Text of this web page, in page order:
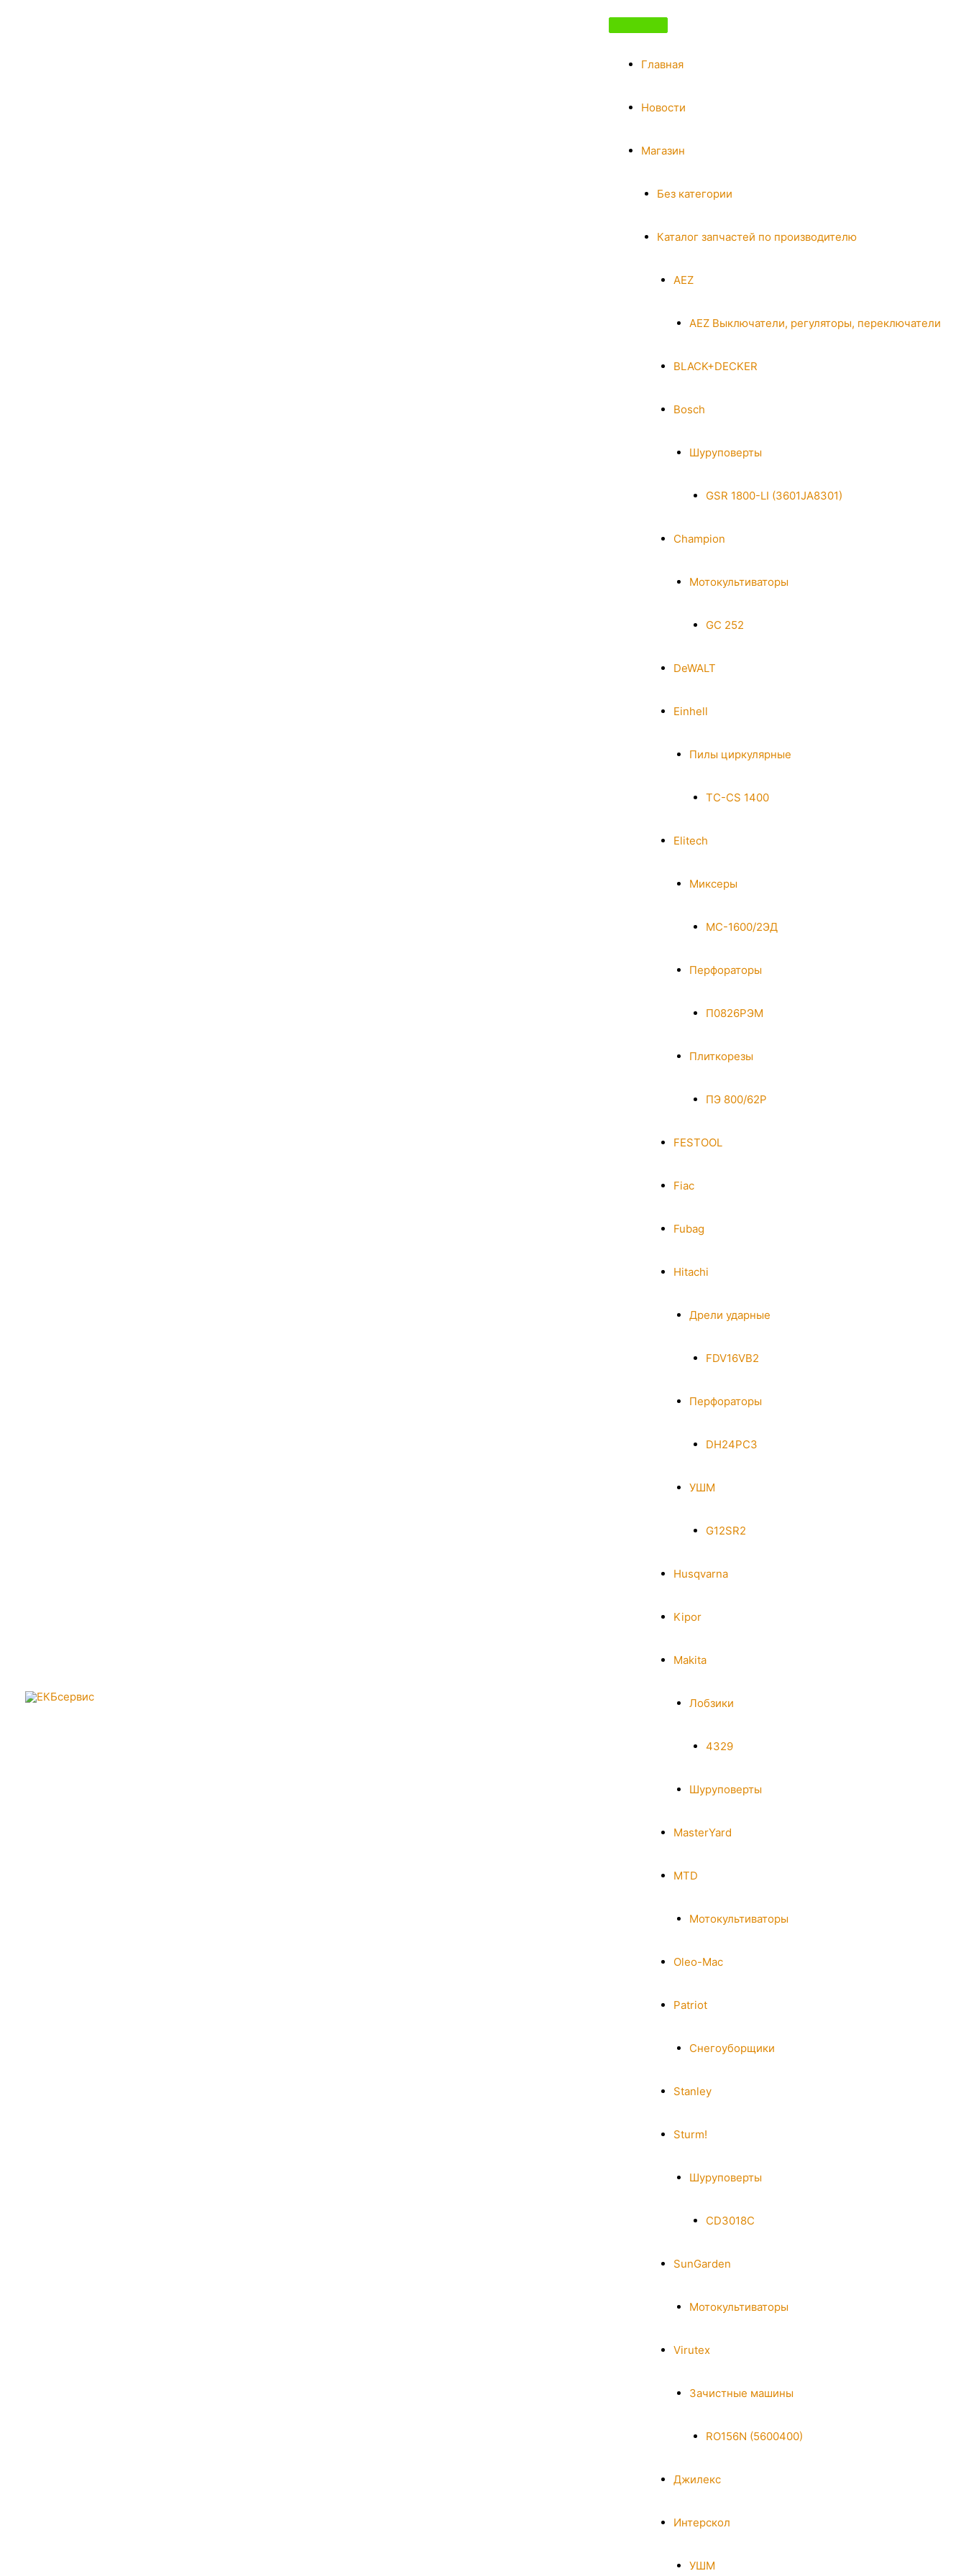
Главная
Новости
Магазин
Без категории
Каталог запчастей по производителю
AEZ
AEZ Выключатели, регуляторы, переключатели
BLACK+DECKER
Bosch
Шуруповерты
GSR 1800-LI (3601JA8301)
Champion
Мотокультиваторы
GC 252
DeWALT
Einhell
Пилы циркулярные
TC-CS 1400
Elitech
Миксеры
МС-1600/2ЭД
Перфораторы
П0826РЭМ
Плиткорезы
ПЭ 800/62Р
FESTOOL
Fiac
Fubag
Hitachi
Дрели ударные
FDV16VB2
Перфораторы
DH24PC3
УШМ
G12SR2
Husqvarna
Kipor
Makita
Лобзики
4329
Шуруповерты
MasterYard
MTD
Мотокультиваторы
Oleo-Mac
Patriot
Снегоуборщики
Stanley
Sturm!
Шуруповерты
CD3018C
SunGarden
Мотокультиваторы
Virutex
Зачистные машины
RO156N (5600400)
Джилекс
Интерскол
УШМ